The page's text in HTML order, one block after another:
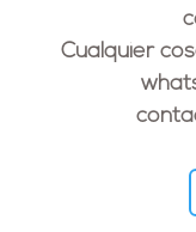
Cualquier